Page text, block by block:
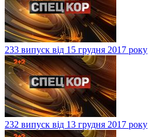
233 випуск від 15 грудня 2017 року
232 випуск від 13 грудня 2017 року